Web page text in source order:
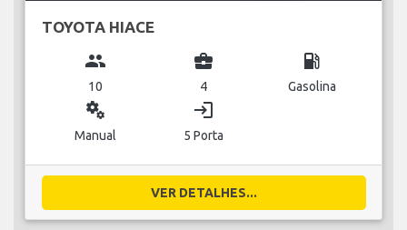
TOYOTA HIACE
group
10
business_center
4
local_gas_station
Gasolina
miscellaneous_services
Manual
login
5 Porta
VER DETALHES...